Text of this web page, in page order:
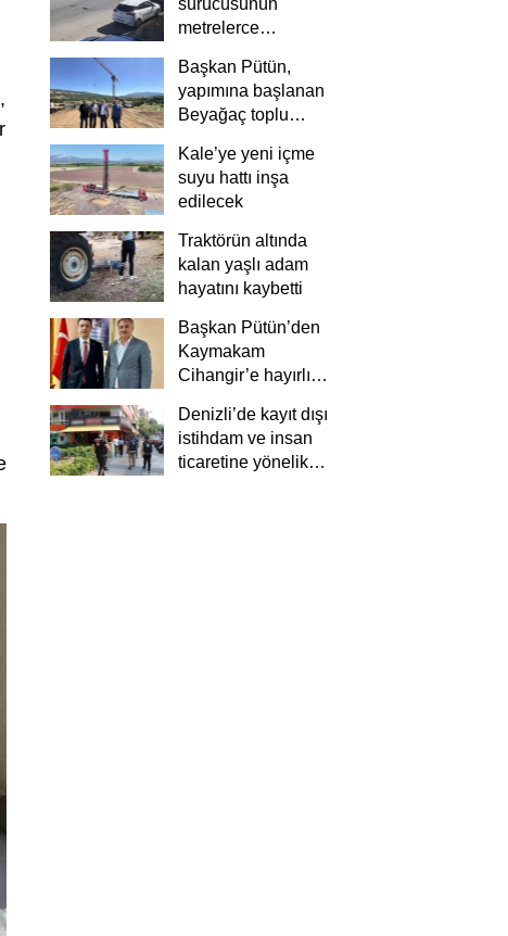
sürücüsünün
metrelerce
güvenlik
kamerasında
Başkan Pütün,
yapımına başlanan
Beyağaç toplu
Kale’ye yeni içme
suyu hattı inşa
edilecek
Traktörün altında
kalan yaşlı adam
hayatını kaybetti
Başkan Pütün’den
Kaymakam
Cihangir’e hayırlı
Denizli’de kayıt dışı
istihdam ve insan
ticaretine yönelik